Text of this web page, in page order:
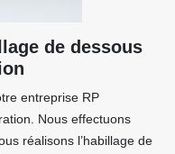
de dessous
entreprise RP
Nous effectuons
réalisons l’habillage de